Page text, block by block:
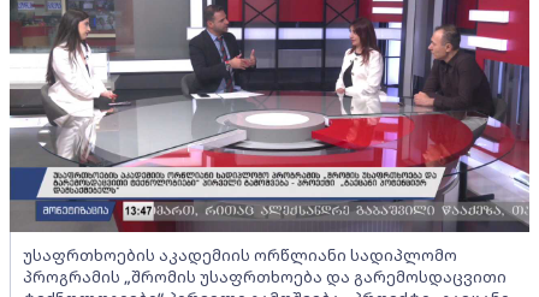
უსაფრთხოების აკადემიის ორწლიანი სადიპლომო
პროგრამის „შრომის უსაფრთხოება და გარემოსდაცვითი